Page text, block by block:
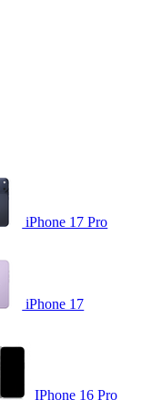
iPhone 17 Pro
iPhone 17
IPhone 16 Pro